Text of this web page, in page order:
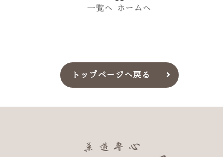
一覧へ
ホームへ
トップページへ戻る